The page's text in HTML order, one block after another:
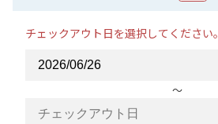
チェックアウト日を選択してください。
〜